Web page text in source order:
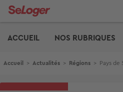
Aller
ACCUEIL
NOS RUBRIQUES
Fil d'Ariane
Accueil > Actualités > Régions > Pays de Savoie